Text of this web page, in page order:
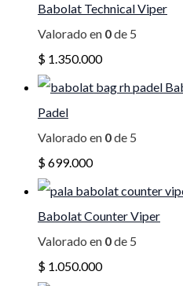
Babolat Technical Viper
Valorado en 0de 5
$ 1.350.000
Padel
Valorado en 0de 5
$699.000
Babolat Counter Viper
Valorado en 0de 5
$ 1.050.000